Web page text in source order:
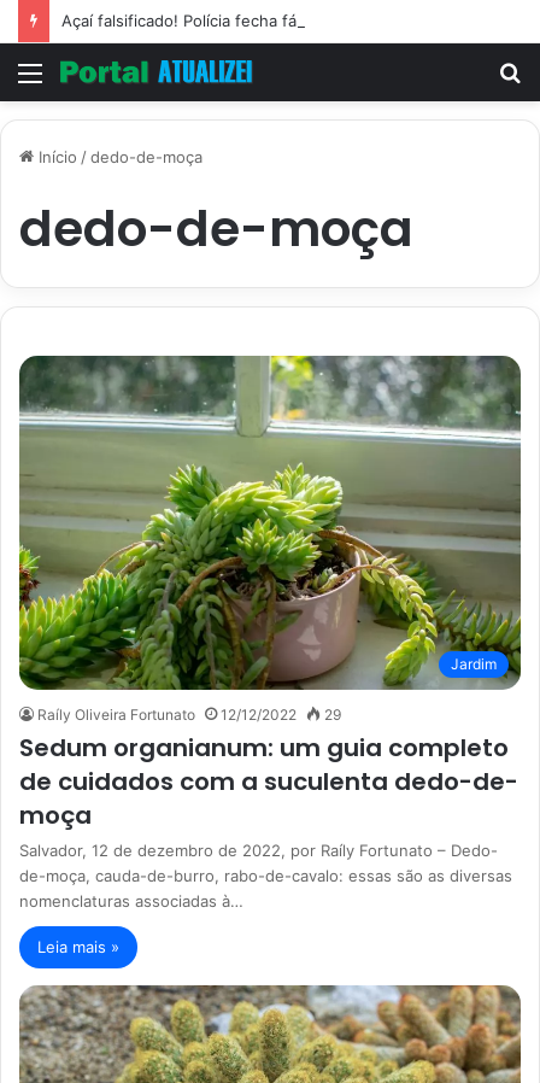
Açaí falsificado! Polícia fecha fábrica em Várzea Grande
Menu
Início /dedo-de-moça
dedo-de-moça
Jardim
Raíly Oliveira Fortunato 12/12/2022 29
Sedum organianum: um guia completo
de cuidados com a suculenta dedo-de-
moça
Salvador, 12 de dezembro de 2022, por Raíly Fortunato – Dedo-
de-moça, cauda-de-burro, rabo-de-cavalo: essas são as diversas
nomenclaturas associadas à…
Leia mais »